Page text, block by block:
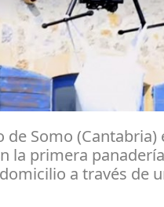
de Somo (Cantabria)
la primera
a través de